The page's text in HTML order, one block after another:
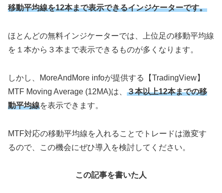
移動平均線を12本まで表示できるインジケーターです。
ほとんどの無料インジケーターでは、上位足の移動平均線
を１本から３本まで表示できるものが多くなります。
しかし、 MoreAndMore infoが提供する【TradingView】
MTF Moving Average (12MA)は、 ３本以上12本までの移
動平均線を表示できます。
MTF対応の移動平均線を入れることでトレードは激変す
るので、この機会にぜひ導入を検討してください。
この記事を書いた人